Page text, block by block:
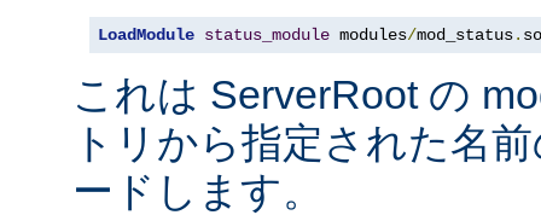
LoadModule status_module modules/mod_status. so
これは ServerRoot の
トリから指定された名
ードします。